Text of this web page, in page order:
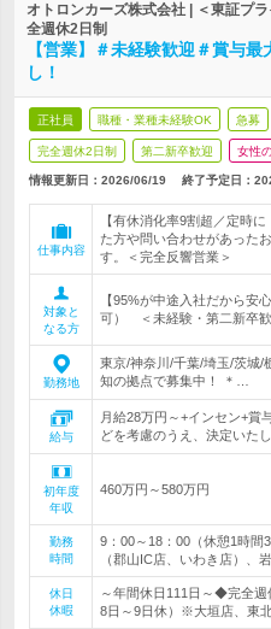
オトロンカーズ株式会社 | ＜東証プ
全週休2日制
【営業】＃未経験歓迎＃賞与
し！
正社員 職種・業種未経験OK 急募
完全週休2日制 第二新卒歓迎 女性
情報更新日：2026/06/19 終了予定日：
仕事内容
【有休消化率9割超／定時
た方や問い合わせがあった
す。＜完全反響営業＞
対象と
なる方
【95%が中途入社だから
可） ＜未経験・第二新卒
勤務地
東京/神奈川/千葉/埼玉/茨城/
知の拠点で募集中！ ＊…
給与
月給28万円～+インセン+
どを考慮のうえ、決定いた
初年度
年収
460万円～580万円
勤務
時間
9：00～18：00（休憩1時
（郡山IC店、いわき店）、
休日
休暇
～年間休日111日～◆完全週
8日～9日休）※大垣店、東